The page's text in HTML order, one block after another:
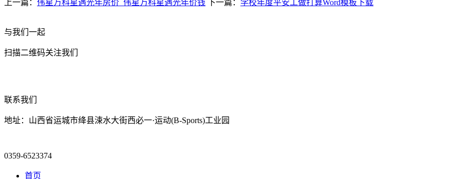
上一篇： 伟星万科星遇光年房价_伟星万科星遇光年价钱 下一篇： 学校年度平安工做打算Word模板下载
与我们一起
扫描二维码关注我们
联系我们
地址：山西省运城市绛县涑水大街西必一·运动(B-Sports)工业园
0359-6523374
首页